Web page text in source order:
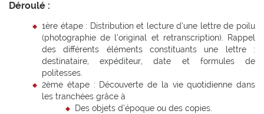
Déroulé :
1ère étape : Distribution et lecture d’une lettre de poilu
(photographie de l’original et retranscription). Rappel
des différents éléments constituants une lettre :
destinataire, expéditeur, date et formules de
politesses.
2ème étape : Découverte de la vie quotidienne dans
les tranchées grâce à
Des objets d’époque ou des copies.